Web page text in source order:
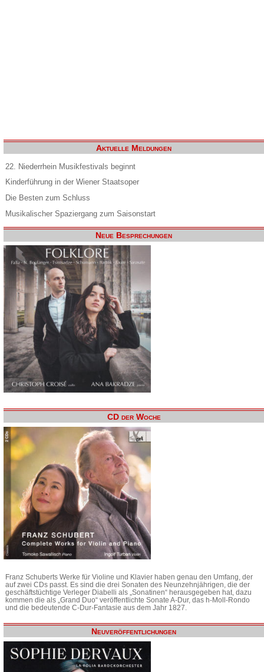
Aktuelle Meldungen
22. Niederrhein Musikfestivals beginnt
Kinderführung in der Wiener Staatsoper
Die Besten zum Schluss
Musikalischer Spaziergang zum Saisonstart
Neue Besprechungen
CD der Woche
Franz Schuberts Werke für Violine und Klavier haben genau den Umfang, der
auf zwei CDs passt. Es sind die drei Sonaten des Neunzehnjährigen, die der
geschäftstüchtige Verleger Diabelli als „Sonatinen“ herausgegeben hat, dazu
kommen die als „Grand Duo“ veröffentlichte Sonate A-Dur, das h-Moll-Rondo
und die bedeutende C-Dur-Fantasie aus dem Jahr 1827.
Neuveröffentlichungen